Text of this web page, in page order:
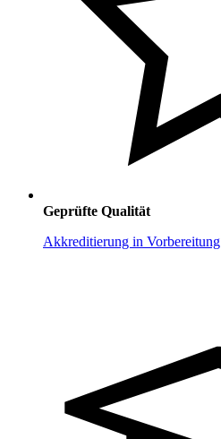
Geprüfte Qualität
Akkreditierung in Vorbereitung